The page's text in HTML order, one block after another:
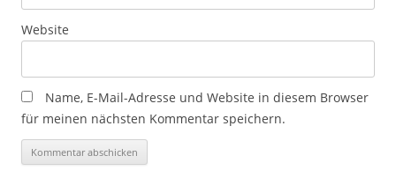
Website
Name, E-Mail-Adresse und Website in diesem Browser
für meinen nächsten Kommentar speichern.